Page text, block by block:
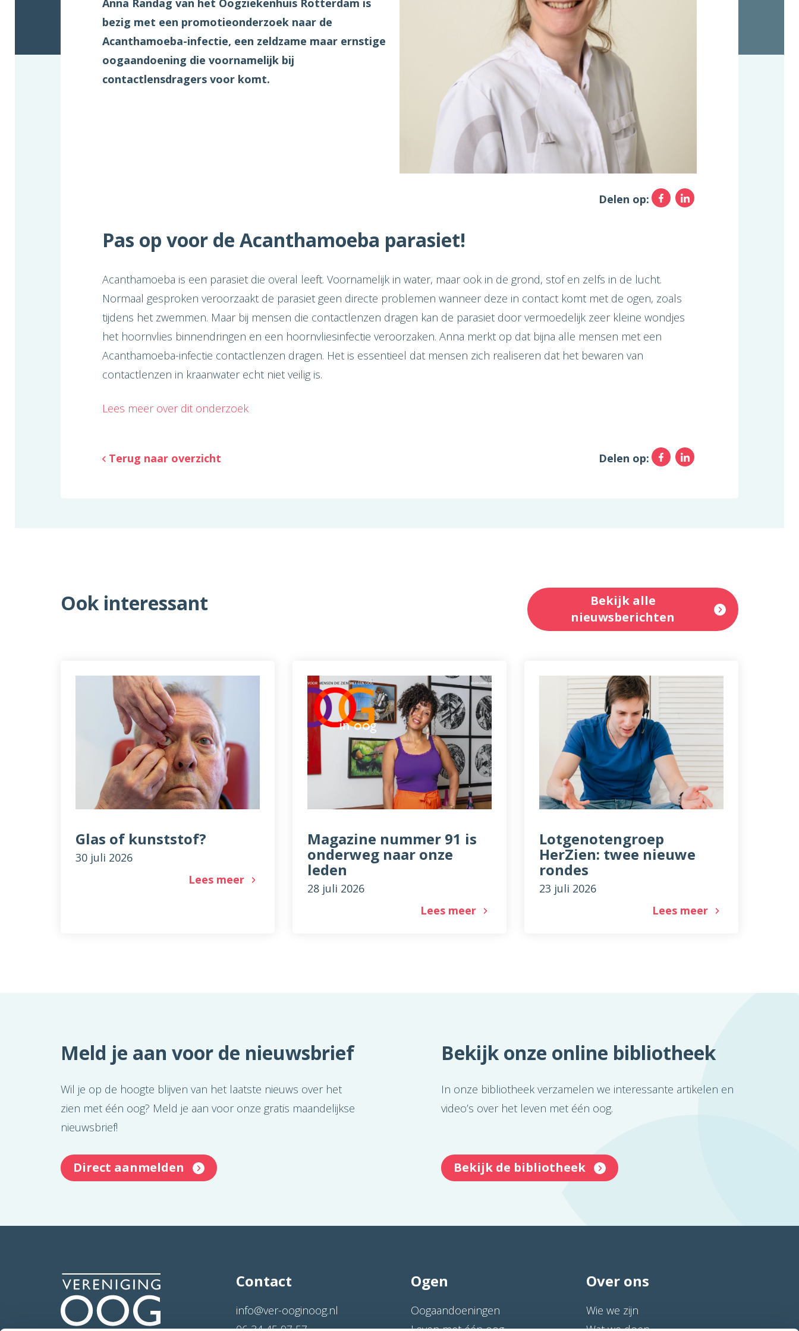
Anna Randag van het Oogziekenhuis Rotterdam is
bezig met een promotieonderzoek naar de
Acanthamoeba-infectie, een zeldzame maar ernstige
oogaandoening die voornamelijk bij
contactlensdragers voor komt.
Delen op: Facebook
Pas op voor de Acanthamoeba parasiet!
Acanthamoeba is een parasiet die overal leeft. Voornamelijk in water, maar ook in de grond, stof en zelfs in de lucht.
Normaal gesproken veroorzaakt de parasiet geen directe problemen wanneer deze in contact komt met de ogen, zoals
tijdens het zwemmen. Maar bij mensen die contactlenzen dragen kan de parasiet door vermoedelijk zeer kleine wondjes
het hoornvlies binnendringen en een hoornvliesinfectie veroorzaken. Anna merkt op dat bijna alle mensen met een
Acanthamoeba-infectie contactlenzen dragen. Het is essentieel dat mensen zich realiseren dat het bewaren van
contactlenzen in kraanwater echt niet veilig is.
Lees meer over dit onderzoek
Terug naar overzicht Delen op: Facebook
Ook interessant
Bekijk alle
nieuwsberichten
Glas of kunststof?
30 juli 2026
Lees meer
Magazine nummer 91 is
onderweg naar onze
leden
28 juli 2026
Lees meer
Lotgenotengroep
HerZien: twee nieuwe
rondes
23 juli 2026
Lees meer
Meld je aan voor de nieuwsbrief
Wil je op de hoogte blijven van het laatste nieuws over het
zien met één oog? Meld je aan voor onze gratis maandelijkse
nieuwsbrief!
Direct aanmelden
Bekijk onze online bibliotheek
In onze bibliotheek verzamelen we interessante artikelen en
video’s over het leven met één oog.
Bekijk de bibliotheek
Contact
info@ver-ooginoog.nl
Ogen
Oogaandoeningen
Over ons
Wie we zijn